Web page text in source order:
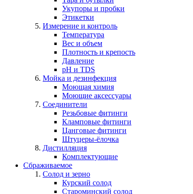
Укупоры и пробки
Этикетки
Измерение и контроль
Температура
Вес и объем
Плотность и крепость
Давление
pH и TDS
Мойка и дезинфекция
Моющая химия
Моющие аксессуары
Соединители
Резьбовые фитинги
Кламповые фитинги
Цанговые фитинги
Штуцеры-ёлочка
Дистилляция
Комплектующие
Сбраживаемое
Солод и зерно
Курский солод
Староминский солод